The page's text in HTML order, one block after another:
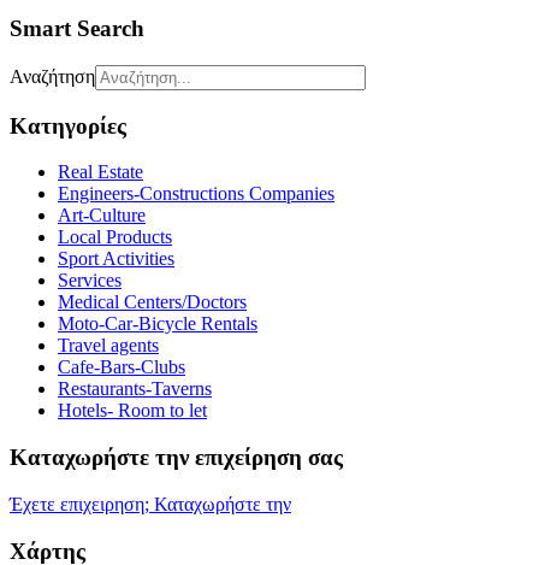
Smart Search
Αναζήτηση
Κατηγορίες
Real Estate
Engineers-Constructions Companies
Art-Culture
Local Products
Sport Activities
Services
Medical Centers/Doctors
Moto-Car-Bicycle Rentals
Travel agents
Cafe-Bars-Clubs
Restaurants-Taverns
Hotels- Room to let
Καταχωρήστε την επιχείρηση σας
Έχετε επιχειρηση; Καταχωρήστε την
Χάρτης